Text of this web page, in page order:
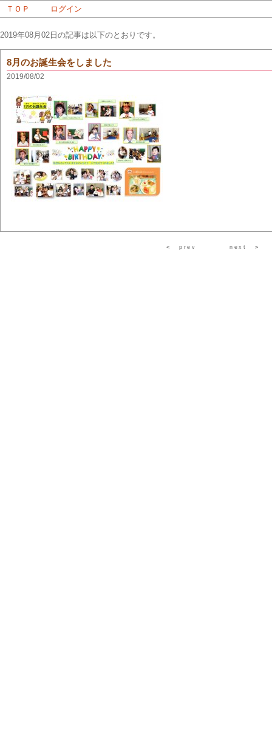
ＴＯＰ ログイン
2019年08月02日の記事は以下のとおりです。
8月のお誕生会をしました
2019/08/02
＜prev next ＞